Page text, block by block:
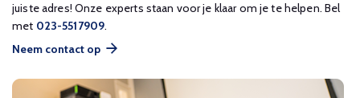
juiste adres! Onze experts staan voor je klaar om je te helpen. Bel
met 023-5517909.
Neem contact op